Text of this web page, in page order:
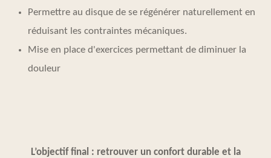
Permettre au disque de se régénérer naturellement en
réduisant les contraintes mécaniques.
Mise en place d'exercices permettant de diminuer la
douleur
L’objectif final : retrouver un confort durable et la